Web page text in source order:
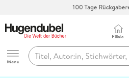
100 Tage
Hugendubel
Menu
Filiale